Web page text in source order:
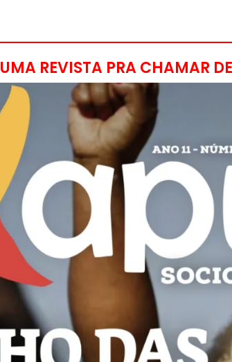
UMA REVISTA PRA CHAMAR